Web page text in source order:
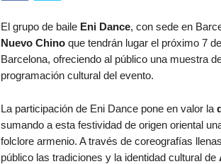
El grupo de baile Eni Dance, con sede en
Nuevo Chinoque tendrán lugar el próximo 7
Barcelona, ofreciendo al público una muestra
programación cultural del evento.
La participación de Eni Dance pone en valor la
sumando a esta festividad de origen oriental
folclore armenio. A través de coreografías
público las tradiciones y la identidad cultural de